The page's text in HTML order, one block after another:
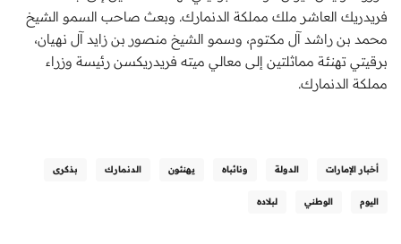
فريدريك العاشر ملك مملكة الدنمارك. وبعث صاحب السمو الشيخ
محمد بن راشد آل مكتوم، وسمو الشيخ منصور بن زايد آل نهيان،
برقيتي تهنئة مماثلتين إلى معالي ميته فريدريكسن رئيسة وزراء
مملكة الدنمارك.
أخبار الإمارات الدولة ونائباه يهنئون الدنمارك بذكرى
اليوم الوطني لبلاده